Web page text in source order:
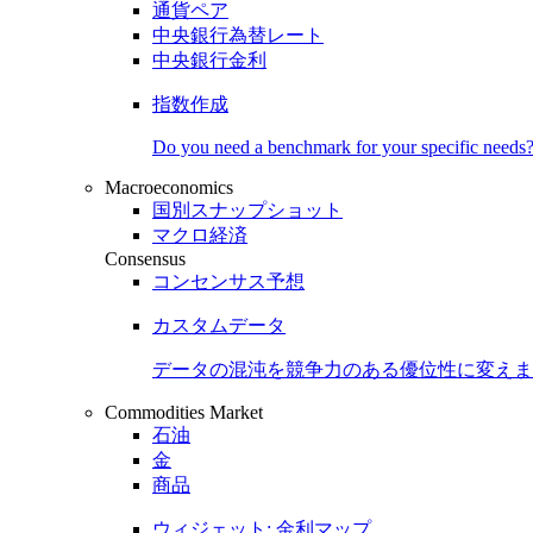
通貨ペア
中央銀行為替レート
中央銀行金利
指数作成
Do you need a benchmark for your specific needs?
Macroeconomics
国別スナップショット
マクロ経済
Consensus
コンセンサス予想
カスタムデータ
データの混沌を競争力のある優位性に変え
Commodities Market
石油
金
商品
ウィジェット: 金利マップ